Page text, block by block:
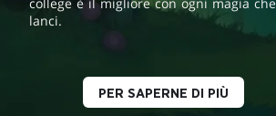
college è il migliore con ogni magia che
lanci.
PER SAPERNE DI PIÙ